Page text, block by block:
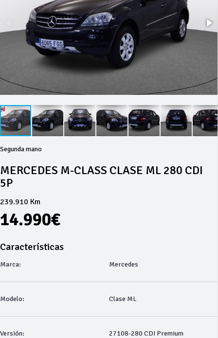
Segunda mano
MERCEDES M-CLASS CLASE ML 280 CDI
5P
239.910 Km
14.990€
Características
Marca: Mercedes
Modelo: Clase ML
Versión: 27108-280 CDI Premium